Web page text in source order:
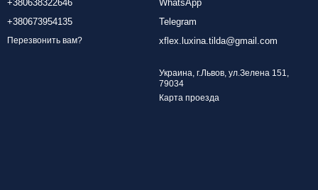
+380638322646
+380673954135
Перезвонить вам?
WhatsApp
Telegram
xflex.luxina.tilda@gmail.com
Украина, г.Львов, ул.Зелена 151,
79034
Карта проезда